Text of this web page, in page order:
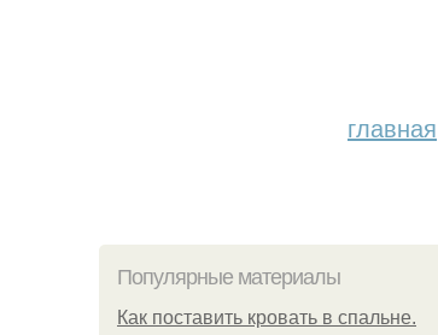
главная
Популярные материалы
Как поставить кровать в спальне.